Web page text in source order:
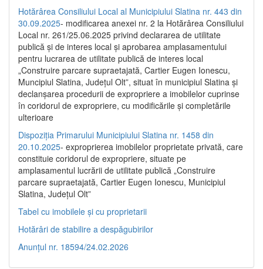
Hotărârea Consiliului Local al Municipiului Slatina nr. 443 din
30.09.2025- modificarea anexei nr. 2 la Hotărârea Consiliului
Local nr. 261/25.06.2025 privind declararea de utilitate
publică şi de interes local şi aprobarea amplasamentului
pentru lucrarea de utilitate publică de interes local
„Construire parcare supraetajată, Cartier Eugen Ionescu,
Muncipiul Slatina, Judeţul Olt”, situat în municipiul Slatina şi
declanşarea procedurii de expropriere a imobilelor cuprinse
în coridorul de expropriere, cu modificările şi completările
ulterioare
Dispoziția Primarului Municipiului Slatina nr. 1458 din
20.10.2025- exproprierea imobilelor proprietate privată, care
constituie coridorul de expropriere, situate pe
amplasamentul lucrării de utilitate publică „Construire
parcare supraetajată, Cartier Eugen Ionescu, Municipiul
Slatina, Județul Olt”
Tabel cu imobilele și cu proprietarii
Hotărâri de stabilire a despăgubirilor
Anunțul nr. 18594/24.02.2026